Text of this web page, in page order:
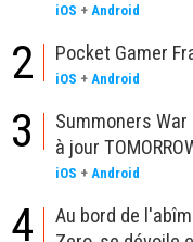
iOS + Android
2 Pocket Gamer
iOS + Android
3
Summoners
à jour
iOS + Android
4
Au bord de